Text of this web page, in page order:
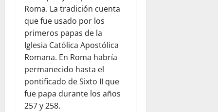
Roma. La tradición cuenta
que fue usado por los
primeros papas de la
Iglesia Católica Apostólica
Romana. En Roma habría
permanecido hasta el
pontificado de Sixto II que
fue papa durante los años
257 y 258.